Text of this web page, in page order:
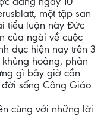
một tập san
tiểu luận này Đức
của ngài về cuộc
dục hiện nay trên 3
hoảng, phản
gì bây giờ cần
sống Công Giáo.
cùng với những lời